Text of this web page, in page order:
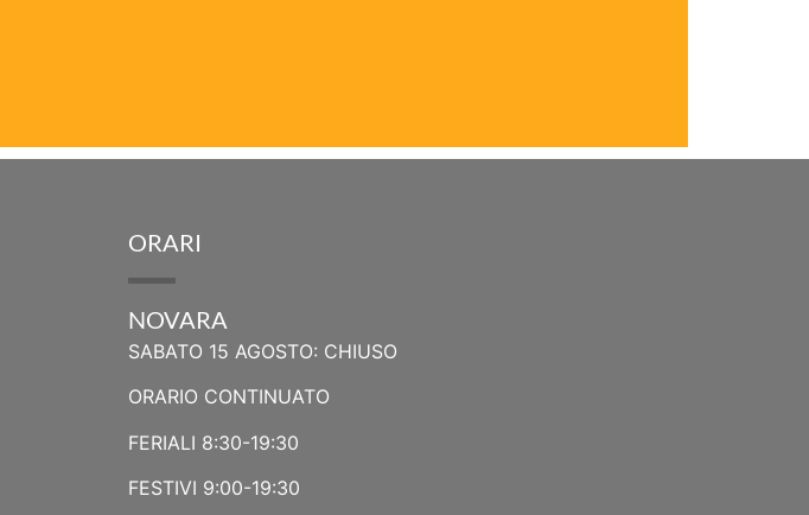
ORARI
NOVARA
SABATO 15 AGOSTO: CHIUSO
ORARIO CONTINUATO
FERIALI 8:30-19:30
FESTIVI 9:00-19:30